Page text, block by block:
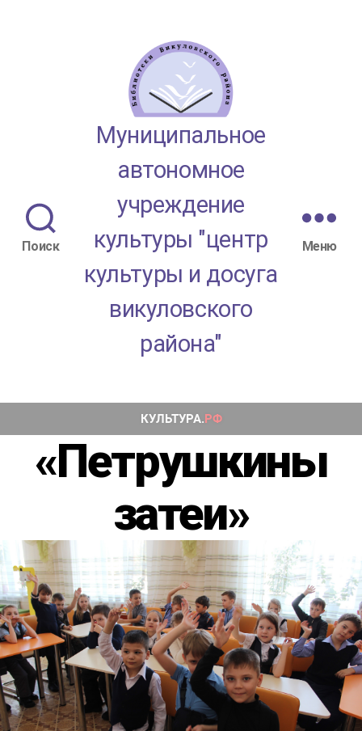
Поиск
МАУК
"ЦКД
района"
Муниципальное
автономное
учреждение
культуры "центр
культуры и досуга
викуловского
района"
Меню
«Петрушкины
затеи»